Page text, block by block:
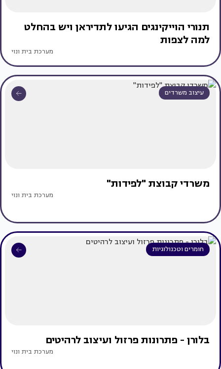
תנורי הוייקינגים הגיעו לתדיראן ויש בהחלט
למה לצפות
מערכת בית ונוי
עיצוב משרדים
משרדי קבוצת "לפידות"
מערכת בית ונוי
חומרים וטכנולוגיות
בלורן - פתרונות פרזול ועיצוב לרהיטים
מערכת בית ונוי